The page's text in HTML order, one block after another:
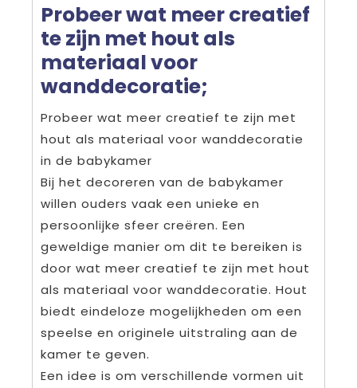
Probeer wat meer creatief
te zijn met hout als
materiaal voor
wanddecoratie;
Probeer wat meer creatief te zijn met
hout als materiaal voor wanddecoratie
in de babykamer
Bij het decoreren van de babykamer
willen ouders vaak een unieke en
persoonlijke sfeer creëren. Een
geweldige manier om dit te bereiken is
door wat meer creatief te zijn met hout
als materiaal voor wanddecoratie. Hout
biedt eindeloze mogelijkheden om een
speelse en originele uitstraling aan de
kamer te geven.
Een idee is om verschillende vormen uit